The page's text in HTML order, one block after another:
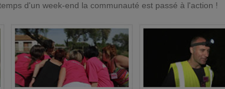
d'un week-end la communauté est passé à l'action !